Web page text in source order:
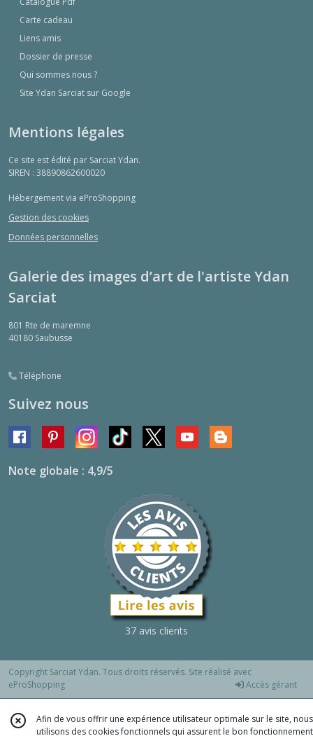
Carte cadeau
Liens amis
Dossier de presse
Qui sommes nous ?
Site Ydan Sarciat sur Google
Mentions légales
Ce site est édité par Sarciat Ydan.
SIREN : 38890862600020
Hébergement via eProShopping
Gestion des cookies
Données personnelles
Galerie des images d’art de l'artiste Ydan
Sarciat
801 Rte de maremne
40180 Saubusse
Téléphone
Suivez nous
Note globale : 4,9/5
37 avis clients
Copyright Sarciat Ydan. Tous droits réservés. Site réalisé avec
eProShopping
Accès gérant
Afin de vous offrir une expérience utilisateur optimale sur le site, nous
utilisons des cookies fonctionnels qui assurent le bon fonctionnement